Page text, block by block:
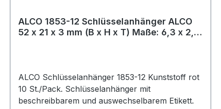
ALCO 1853-12 Schlüsselanhänger ALCO
52 x 21 x 3 mm (B x H x T) Maße: 6,3 x 2,8
ALCO Schlüsselanhänger 1853-12 Kunststoff rot
10 St./Pack. Schlüsselanhänger mit
beschreibbarem und auswechselbarem Etikett.